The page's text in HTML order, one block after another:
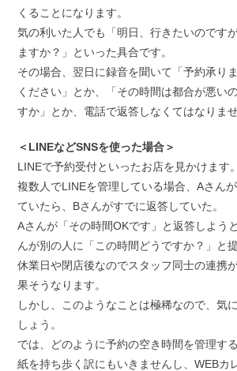
くることになります。
気の利いた人でも「明日、行きたいのです
ますか？」といった具合です。
その場合、翌日に録音を聞いて「予約承り
ください」とか、「その時間は都合が悪い
すか」とか、電話で返答しなくてはなりませ
＜LINEなどSNSを使った場合＞
LINEで予約受付といったお店を見かけます。
複数人でLINEを管理している場合、Aさん
ていたら、Bさんがすでに返答していた。
Aさんが「その時間OKです」と返答しよう
んが別の人に「この時間どうですか？」と
休業日や閉店後なのでスタッフ同士の連携
果そうなります。
しかし、このようなことは極稀なので、気
しょう。
では、どのように予約の空き時間を管理する
紙を持ち歩く訳にもいきませんし、WEBカ